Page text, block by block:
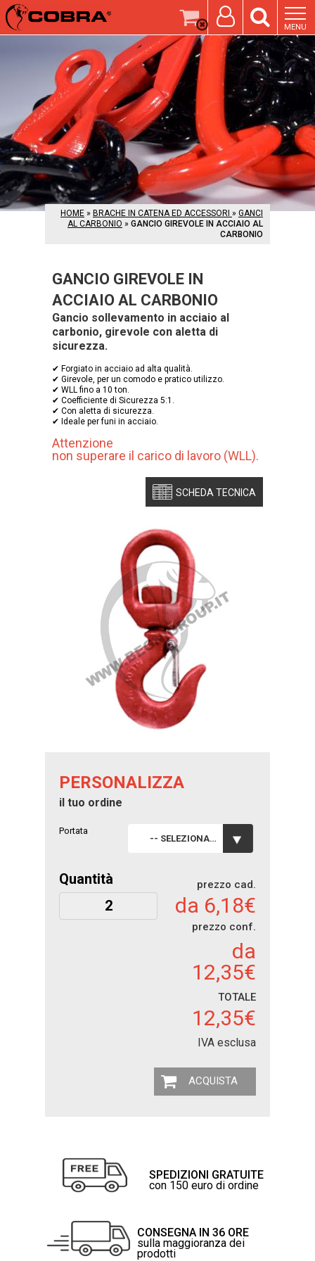
MENU
HOME » BRACHE IN CATENA ED ACCESSORI » GANCI
AL CARBONIO » GANCIO GIREVOLE IN ACCIAIO AL
CARBONIO
GANCIO GIREVOLE IN
ACCIAIO AL CARBONIO
Gancio sollevamento in acciaio al
carbonio, girevole con aletta di
sicurezza.
✔ Forgiato in acciaio ad alta qualità.
✔ Girevole, per un comodo e pratico utilizzo.
✔ WLL fino a 10 ton.
✔ Coefficiente di Sicurezza 5:1.
✔ Con aletta di sicurezza.
✔ Ideale per funi in acciaio.
Attenzione
non superare il carico di lavoro (WLL).
SCHEDA TECNICA
PERSONALIZZA
il tuo ordine
Portata
-- SELEZIONA --
Quantità prezzo cad.
da 6,18€
prezzo conf.
da
12,35€
TOTALE
12,35€
IVA esclusa
ACQUISTA
SPEDIZIONI GRATUITE
con 150 euro di ordine
CONSEGNA IN 36 ORE
sulla maggioranza dei
prodotti